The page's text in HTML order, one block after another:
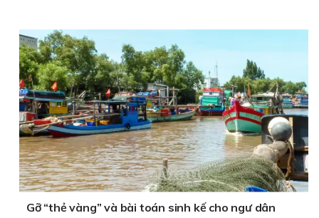
Gỡ “thẻ vàng” và bài toán sinh kế cho ngư dân